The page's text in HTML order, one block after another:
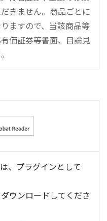
きません。商品ごとに
ますので、当該商品等
価証券等書面、目論見
、プラグインとして
ウンロードしてくださ